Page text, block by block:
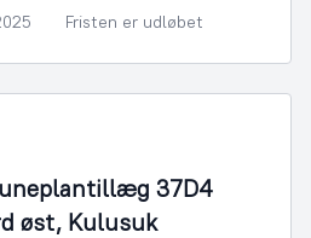
Fristen er udløbet
37D4
øst, Kulusuk